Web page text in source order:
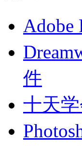
Adobe
件
十天